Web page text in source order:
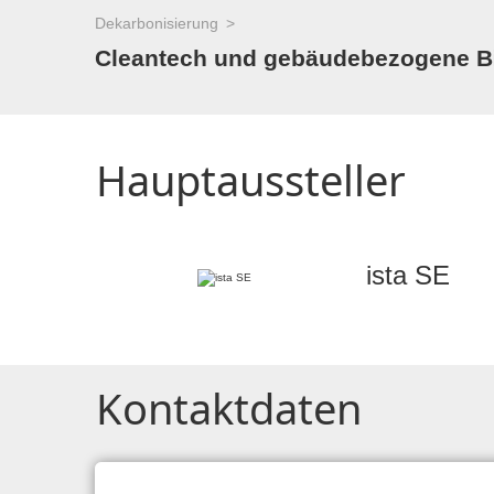
Dekarbonisierung
Cleantech und gebäudebezogene
Hauptaussteller
ista SE
Kontaktdaten